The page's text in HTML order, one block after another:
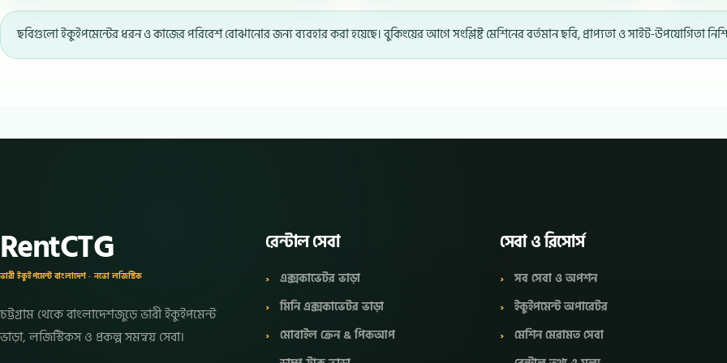
ছবিগুলো ইকুইপমেন্টের ধরন ও কাজের পরিবেশ বোঝানোর জন্য ব্যবহার করা হয়েছে। বুকিংয়ের আগে সংশ্লিষ্ট মেশিনের বর্তমান ছবি, প্রাপ্যতা ও সাইট-উপযোগিতা
RentCTG
ভারী ইকুইপমেন্ট বাংলাদেশ · নভো লজিস্টিক
চট্টগ্রাম থেকে বাংলাদেশজুড়ে ভারী ইকুইপমেন্ট
ভাড়া, লজিস্টিকস ও প্রকল্প সমন্বয় সেবা।
রেন্টাল সেবা
এক্সকাভেটর ভাড়া
মিনি এক্সকাভেটর ভাড়া
মোবাইল ক্রেন & পিকআপ
সেবা ও রিসোর্স
সব সেবা ও অপশন
ইকুইপমেন্ট অপারেটর
মেশিন মেরামত সেবা